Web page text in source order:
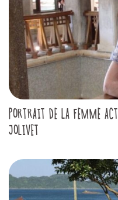
PORTRAIT DE LA FEMME
JOLIVET